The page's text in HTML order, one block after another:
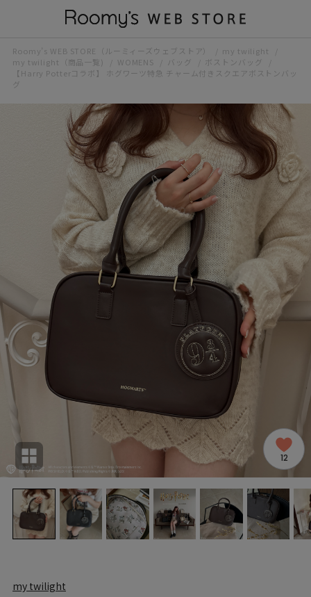
Roomy’s WEB STORE（ルーミィーズウェブストア）
my twilight
my twilight（商品一覧)
WOMENS バッグ
ボストンバッグ
【Harry Potterコラボ】 ホグワーツ特急 チャーム付きスクエアボストンバッ
グ
12
my twilight